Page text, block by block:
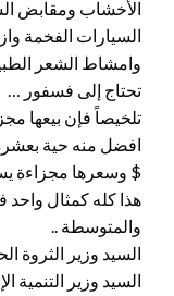
الأخشاب ومقابض
السيارات الفخمة
وامشاط الشعر
تحتاج إلى فسفور …
تلخيصاً فإن بيعها
$ وسعرها مجزاءة يساوي
هذا كله كمثال
والمتوسطة ..
السيد وزير الثروة
السيد وزير التنمية